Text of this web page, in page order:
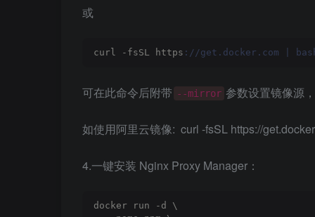
或
curl -fsSL https ://get.docker.com |
可在此命令后附带 --mirror 参数设置镜像源
如使用阿里云镜像: curl -fsSL https://
4.一键安装 Nginx Proxy Manager：
docker run -d \